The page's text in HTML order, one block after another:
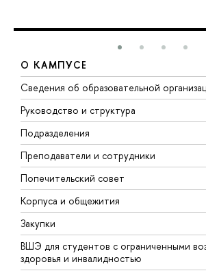
О КАМПУСЕ
Сведения об образовательной
Руководство и структура
Подразделения
Преподаватели и сотрудники
Попечительский совет
Корпуса и общежития
Закупки
ВШЭ для студентов с ограниченными
здоровья и инвалидностью